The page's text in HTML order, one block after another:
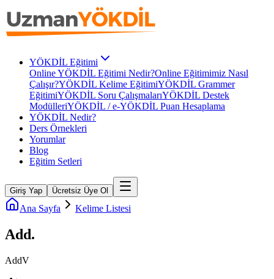
YÖKDİL Eğitimi
Online YÖKDİL Eğitimi Nedir?Online Eğitimimiz Nasıl
Çalışır?YÖKDİL Kelime EğitimiYÖKDİL Grammer
EğitimiYÖKDİL Soru ÇalışmalarıYÖKDİL Destek
ModülleriYÖKDİL / e-YÖKDİL Puan Hesaplama
YÖKDİL Nedir?
Ders Örnekleri
Yorumlar
Blog
Eğitim Setleri
Giriş Yap Ücretsiz Üye Ol
Ana Sayfa Kelime Listesi
Add.
AddV